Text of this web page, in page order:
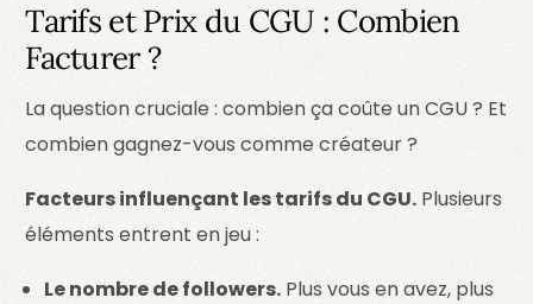
Tarifs et Prix du CGU : Combien
Facturer ?
La question cruciale : combien ça coûte un CGU ? Et
combien gagnez-vous comme créateur ?
Facteurs influençant les tarifs du CGU. Plusieurs
éléments entrent en jeu :
Le nombre de followers. Plus vous en avez, plus